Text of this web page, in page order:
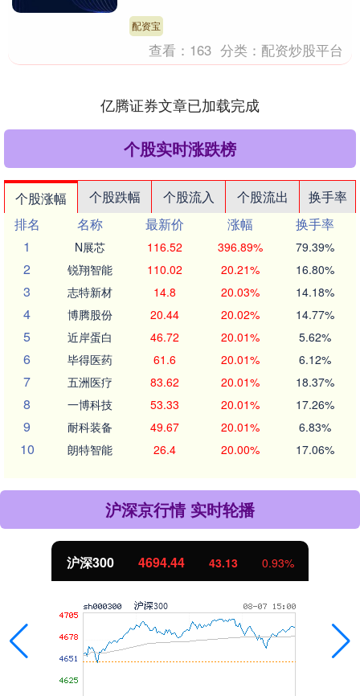
正在接受治疗的....
配资宝
查看： 163 分类： 配资炒股平台
亿腾证券文章已加载完成
个股实时涨跌榜
个股涨幅 个股跌幅 个股流入 个股流出
换手率
排名
名称 最新价 涨幅
换手率
1
N展芯 116.52 396.89% 79.39%
2 锐翔智能 110.02 20.21% 16.80%
3 志特新材 14.8 20.03% 14.18%
4 博腾股份 20.44 20.02% 14.77%
5 近岸蛋白 46.72 20.01% 5.62%
6 毕得医药 61.6 20.01% 6.12%
7 五洲医疗 83.62 20.01% 18.37%
8 一博科技 53.33 20.01% 17.26%
9 耐科装备 49.67 20.01% 6.83%
10 朗特智能 26.4 20.00% 17.06%
沪深京行情 实时轮播
沪深300 4694.44 43.13 0.93%